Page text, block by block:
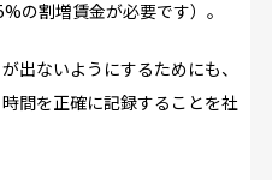
の割増賃金が必要です）。
出ないようにするためにも、
間を正確に記録することを社